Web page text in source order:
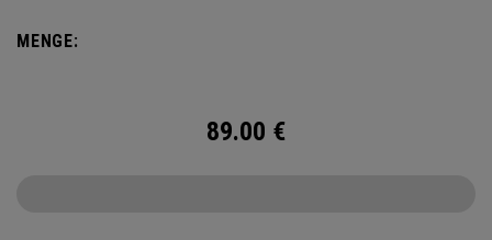
Ihren Laptop, Platz für Trainingsausrüstung und Taschen für
MENGE:
89.00 €